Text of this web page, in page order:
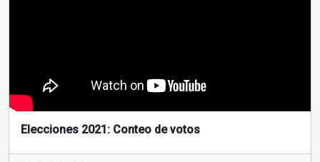
Elecciones 2021: Conteo de votos